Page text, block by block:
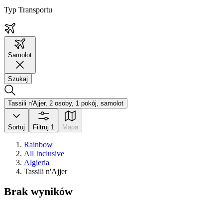
Typ Transportu
Samolot
Szukaj
Tassili n'Ajjer, 2 osoby, 1 pokój, samolot
Sortuj Filtruj 1 Mapa
Rainbow
All Inclusive
Algieria
Tassili n'Ajjer
Brak wyników